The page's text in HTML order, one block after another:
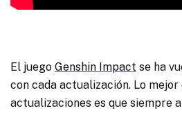
El juego Genshin Impact se ha
con cada actualización. Lo mejor
actualizaciones es que siempre